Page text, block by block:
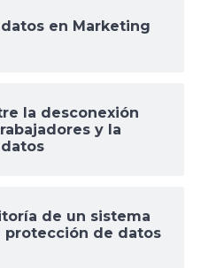
en Marketing
la desconexión
y la
de un sistema
protección de datos